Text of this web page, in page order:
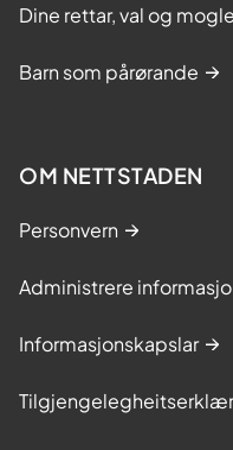
Dine rettar, val og
Barn som pårørande
OM NETTSTADEN
Personvern
Administrere
Informasjonskapslar